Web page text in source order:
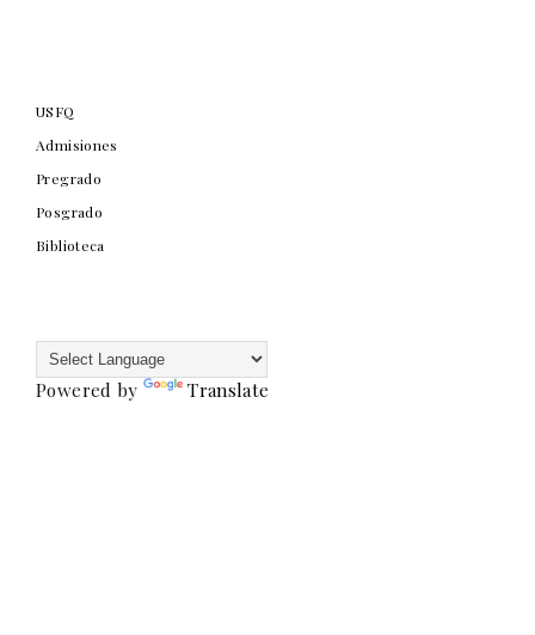
USFQ
Admisiones
Pregrado
Posgrado
Biblioteca
Powered by Translate